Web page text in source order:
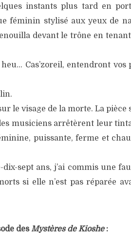
instants plus tard en
féminin stylisé aux yeux de
devant le trône en
Cas’zoreil, entendront vos
le visage de la morte. La pièce
musiciens arrêtèrent leur
puissante, ferme et
sept ans, j’ai commis une
si elle n’est pas réparée
desMystères de Kioshe: